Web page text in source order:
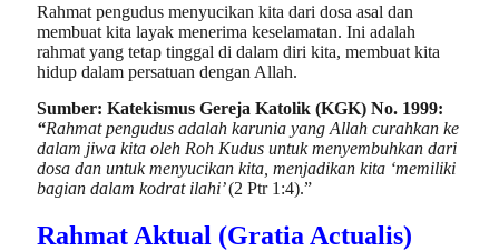
Rahmat pengudus menyucikan kita dari dosa asal dan
membuat kita layak menerima keselamatan. Ini adalah
rahmat yang tetap tinggal di dalam diri kita, membuat kita
hidup dalam persatuan dengan Allah.
Sumber: Katekismus Gereja Katolik (KGK) No. 1999:
“Rahmat pengudus adalah karunia yang Allah curahkan ke
dalam jiwa kita oleh Roh Kudus untuk menyembuhkan dari
dosa dan untuk menyucikan kita, menjadikan kita ‘memiliki
bagian dalam kodrat ilahi’(2 Ptr 1:4).”
Rahmat Aktual (Gratia Actualis)